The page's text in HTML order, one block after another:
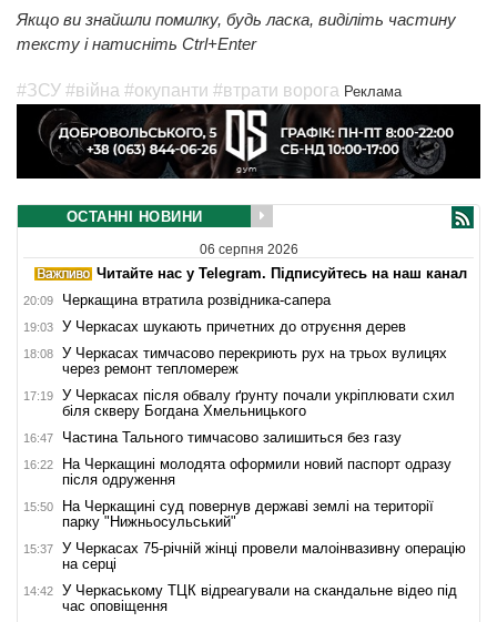
Якщо ви знайшли помилку, будь ласка, виділіть частину
тексту і натисніть Ctrl+Enter
#ЗСУ #війна #окупанти #втрати ворога Реклама
ОСТАННІ НОВИНИ
06 серпня 2026
Читайте нас у Telegram. Підписуйтесь на наш канал
20:09 Черкащина втратила розвідника-сапера
19:03 У Черкасах шукають причетних до отруєння дерев
18:08
У Черкасах тимчасово перекриють рух на трьох вулицях
через ремонт тепломереж
17:19
У Черкасах після обвалу ґрунту почали укріплювати схил
біля скверу Богдана Хмельницького
16:47 Частина Тального тимчасово залишиться без газу
16:22
На Черкащині молодята оформили новий паспорт одразу
після одруження
15:50
На Черкащині суд повернув державі землі на території
парку "Нижньосульський"
15:37
У Черкасах 75-річній жінці провели малоінвазивну операцію
на серці
14:42
У Черкаському ТЦК відреагували на скандальне відео під
час оповіщення